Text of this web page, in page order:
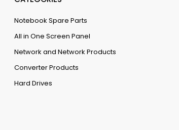
Notebook Spare Parts
All in One Screen Panel
Network and Network Products
Converter Products
Hard Drives